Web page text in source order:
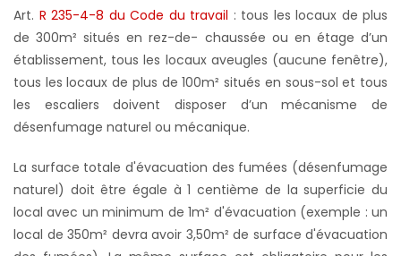
Art. R 235-4-8 du Code du travail : tous les locaux de plus
de 300m² situés en rez-de- chaussée ou en étage d’un
établissement, tous les locaux aveugles (aucune fenêtre),
tous les locaux de plus de 100m² situés en sous-sol et tous
les escaliers doivent disposer d’un mécanisme de
désenfumage naturel ou mécanique.
La surface totale d'évacuation des fumées (désenfumage
naturel) doit être égale à 1 centième de la superficie du
local avec un minimum de 1m² d'évacuation (exemple : un
local de 350m² devra avoir 3,50m² de surface d'évacuation